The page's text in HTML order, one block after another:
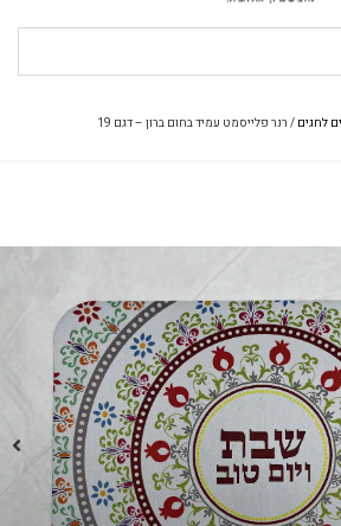
לחגים / רנר פלייסמט עמיד בחום ברון – דגם 19